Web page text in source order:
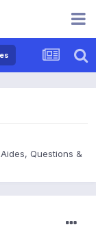
Questions &